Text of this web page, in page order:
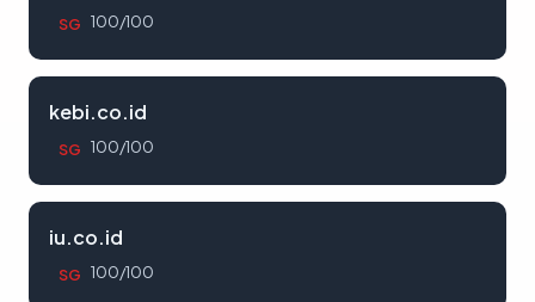
SG 100/100
kebi.co.id
SG 100/100
iu.co.id
SG 100/100